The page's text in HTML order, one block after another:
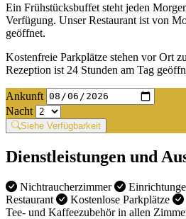
Ein Frühstücksbuffet steht jeden
Verfügung. Unser Restaurant ist von
geöffnet.
Kostenfreie Parkplätze stehen vor Ort
Rezeption ist 24 Stunden am Tag
Ankunft
Nacht
Siehe Verfügbarkeit
Dienstleistungen und
Nichtraucherzimmer
Restaurant
Kostenlose Parkplätze
Tee- und Kaffeezubehör in allen